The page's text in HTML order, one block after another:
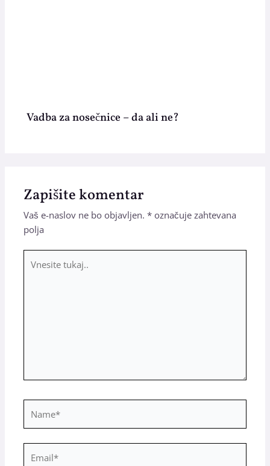
Vadba za nosečnice – da ali ne?
Zapišite komentar
Vaš e-naslov ne bo objavljen. * označuje zahtevana
polja
tukaj..